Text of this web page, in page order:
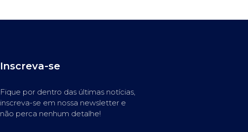
Inscreva-se
Fique por dentro das últimas notícias,
inscreva-se em nossa newsletter e
não perca nenhum detalhe!